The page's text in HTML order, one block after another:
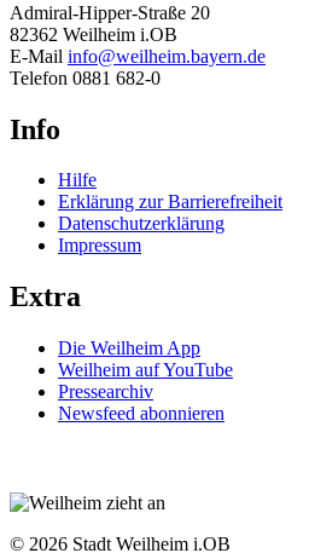
Admiral-Hipper-Straße 20
82362 Weilheim i.OB
E-Mail info@weilheim.bayern.de
Telefon 0881 682-0
Info
Hilfe
Erklärung zur Barrierefreiheit
Datenschutzerklärung
Impressum
Extra
Die Weilheim App
Weilheim auf YouTube
Pressearchiv
Newsfeed abonnieren
© 2026 Stadt Weilheim i.OB